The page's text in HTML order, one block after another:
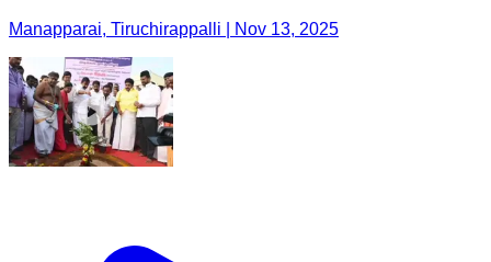
Manapparai, Tiruchirappalli | Nov 13, 2025